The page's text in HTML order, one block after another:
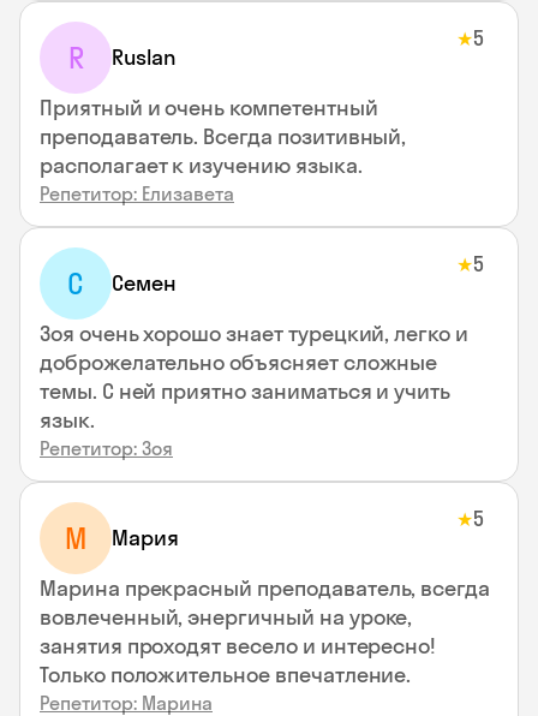
R Ruslan
★5
Приятный и очень компетентный
преподаватель. Всегда позитивный,
располагает к изучению языка.
Репетитор: Елизавета
С Семен
★5
Зоя очень хорошо знает турецкий, легко и
доброжелательно объясняет сложные
темы. С ней приятно заниматься и учить
язык.
Репетитор: Зоя
М Мария
★5
Марина прекрасный преподаватель, всегда
вовлеченный, энергичный на уроке,
занятия проходят весело и интересно!
Только положительное впечатление.
Репетитор: Марина